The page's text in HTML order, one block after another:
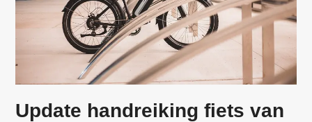
Update handreiking fiets van